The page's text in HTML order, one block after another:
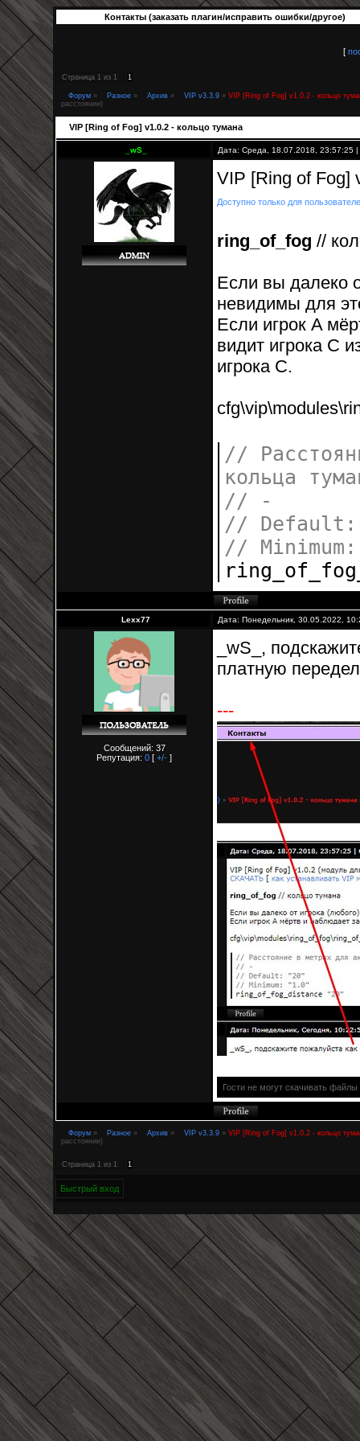
Контакты (заказать плагин/исправить ошибки/другое)
[
Страница 1 из 1 1
Форум » Разное » Архив » VIP v3.3.9 » VIP [Ring of Fog] v1.0.2 - кольцо
расстоянии)
VIP [Ring of Fog] v1.0.2 - кольцо тумана
_wS_ Дата: Среда, 18.07.2018, 23:57:25
VIP [Ring of
Доступно только для
ring_of_fog //
Если вы далеко
невидимы для
Если игрок A
видит игрока С
игрока C.
//
кольца
// -
// Default:
//
Lexx77 Дата: Понедельник, 30.05.2022,
Сообщений: 37
Репутация: 0 [ +/- ]
_wS_,
платную
---
Гости не могут скачивать файлы
Форум » Разное » Архив » VIP v3.3.9 » VIP [Ring of Fog] v1.0.2 - кольцо
расстоянии)
Страница 1 из 1 1